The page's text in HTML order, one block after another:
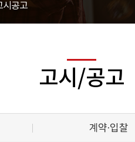
시공고
고시/공고
계약·입찰